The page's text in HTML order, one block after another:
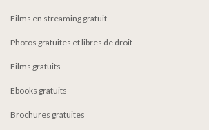
Films en streaming gratuit
Photos gratuites et libres de droit
Films gratuits
Ebooks gratuits
Brochures gratuites